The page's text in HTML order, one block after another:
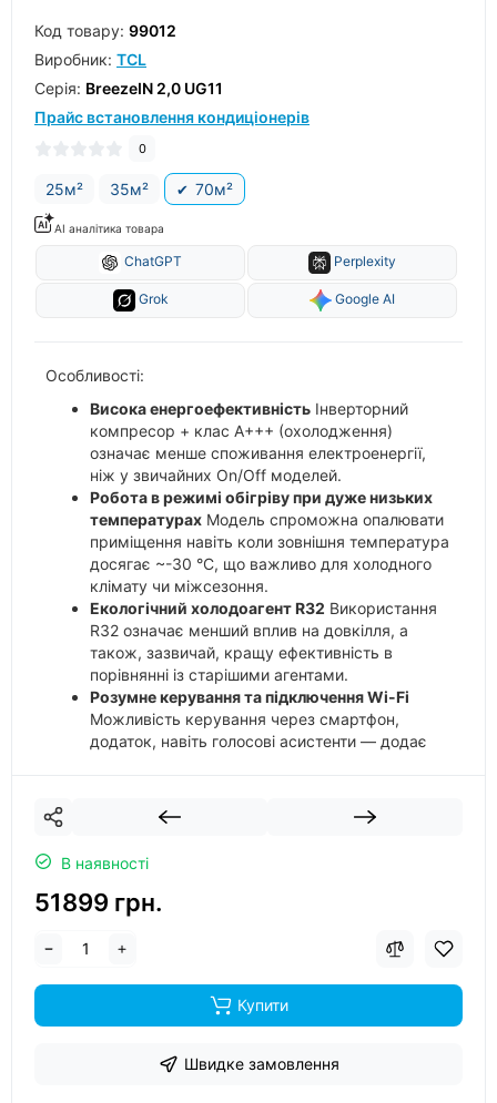
Код товару: 99012
Виробник: TCL
Серiя: BreezeIN 2,0 UG11
Прайс встановлення кондиціонерів
0
25м² 35м² 70м²
AI аналітика товара
ChatGPT Perplexity
Grok Google AI
Особливості:
Висока енергоефективність Інверторний
компресор + клас A+++ (охолодження)
означає менше споживання електроенергії,
ніж у звичайних On/Off моделей.
Робота в режимі обігріву при дуже низьких
температурах Модель спроможна опалювати
приміщення навіть коли зовнішня температура
досягає ~-30 °C, що важливо для холодного
клімату чи міжсезоння.
Екологічний холодоагент R32 Використання
R32 означає менший вплив на довкілля, а
також, зазвичай, кращу ефективність в
порівнянні із старішими аген­тами.
Розумне керування та підключення Wi-Fi
Можливість керування через смартфон,
додаток, навіть голосові асистенти — додає
Модель має технології, як-от «Smart
Gentle Wind», «Smart Vector Air Flow», UVC-
комфорт перебування в приміщенні.
В наявності
51899 грн.
Купити
Швидке замовлення